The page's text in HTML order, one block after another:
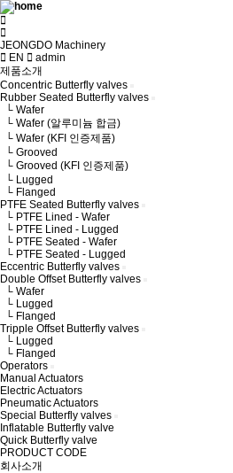
JEONGDO Machinery
EN
admin
제품소개
Concentric Butterfly valves
Rubber Seated Butterfly valves
└ Wafer
└ Wafer (알루미늄 합금)
└ Wafer (KFI 인증제품)
└ Grooved
└ Grooved (KFI 인증제품)
└ Lugged
└ Flanged
PTFE Seated Butterfly valves
└ PTFE Lined - Wafer
└ PTFE Lined - Lugged
└ PTFE Seated - Wafer
└ PTFE Seated - Lugged
Eccentric Butterfly valves
Double Offset Butterfly valves
└ Wafer
└ Lugged
└ Flanged
Tripple Offset Butterfly valves
└ Lugged
└ Flanged
Operators
Manual Actuators
Electric Actuators
Pneumatic Actuators
Special Butterfly valves
Inflatable Butterfly valve
Quick Butterfly valve
PRODUCT CODE
회사소개